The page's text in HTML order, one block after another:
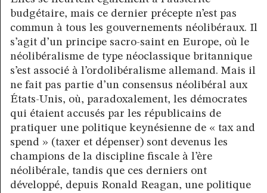
budgétaire, mais ce dernier précepte n’est pas
commun à tous les gouvernements néolibéraux. Il
s’agit d’un principe sacro-saint en Europe, où le
néolibéralisme de type néoclassique britannique
s’est associé à l’ordolibéralisme allemand. Mais il
ne fait pas partie d’un consensus néolibéral aux
États-Unis, où, paradoxalement, les démocrates
qui étaient accusés par les républicains de
pratiquer une politique keynésienne de « tax and
spend » (taxer et dépenser) sont devenus les
champions de la discipline fiscale à l’ère
néolibérale, tandis que ces derniers ont
développé, depuis Ronald Reagan, une politique